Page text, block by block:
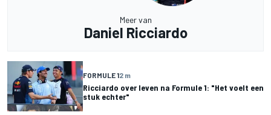
Meer van
Daniel Ricciardo
FORMULE 12 m
Ricciardo over leven na Formule 1: "Het voelt een
stuk echter"